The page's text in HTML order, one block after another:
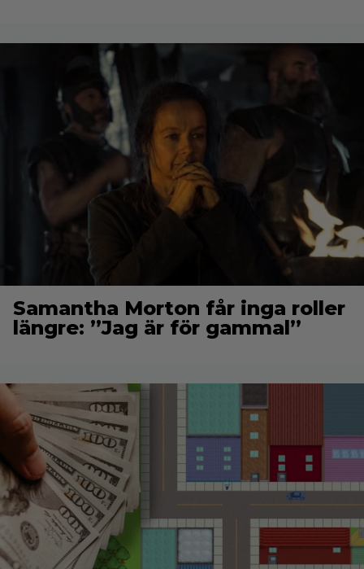
Samantha Morton får inga roller
längre: ”Jag är för gammal”